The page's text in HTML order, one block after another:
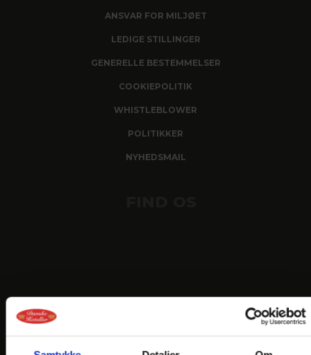
ANSVAR FOR MILJØET
LEDIGE STILLINGER
GENERELLE BESTEMMELSER
COOKIEPOLITIK
WHISTLEBLOWER
POLITIKKER
NYHEDSMAIL